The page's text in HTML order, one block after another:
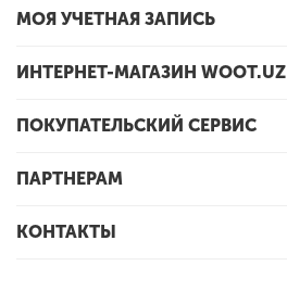
МОЯ УЧЕТНАЯ ЗАПИСЬ
ИНТЕРНЕТ-МАГАЗИН WOOT.UZ
ПОКУПАТЕЛЬСКИЙ СЕРВИС
ПАРТНЕРАМ
КОНТАКТЫ